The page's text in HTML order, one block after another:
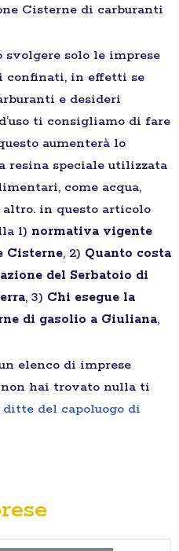
Cisterne di carburanti
solo le imprese
confinati, in effetti se
e desideri
ti consigliamo di fare
aumenterà lo
resina speciale utilizzata
come acqua,
in questo articolo
1) normativa vigente
Cisterne, 2) Quanto costa
del Serbatoio di
, 3) Chi esegue la
di gasolio a Giuliana,
elenco di imprese
non hai trovato nulla ti
ditte del capoluogo di